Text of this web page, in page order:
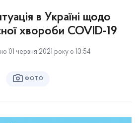
в Україні щодо
хвороби COVID-19
01 червня 2021 року о 13:54
ФОТО